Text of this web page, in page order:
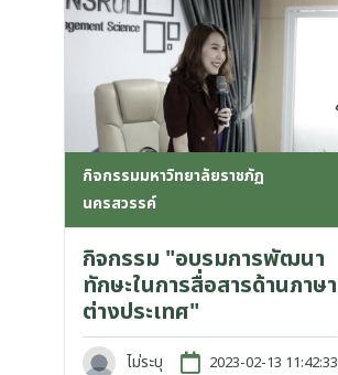
กิจกรรมมหาวิทยาลัยราชภัฏ
นครสวรรค์
กิจกรรม "อบรมการพัฒนา
ทักษะในการสื่อสารด้านภาษา
ต่างประเทศ"
ไม่ระบุ 2023-02-13 11:42:33